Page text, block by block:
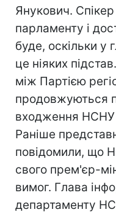
Янукович.
парламенту і
буде, оскільки у
це ніяких
між Партією
продовжуються
входження НСНУ
Раніше
повідомили, що
свого прем'єр-
вимог. Глава
департаменту